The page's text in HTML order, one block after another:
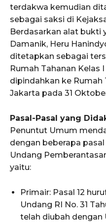
terdakwa kemudian
sebagai saksi di
Berdasarkan alat bukti
Damanik, Heru
ditetapkan sebagai
Rumah Tahanan Kelas
dipindahkan ke Rumah
Jakarta pada 31
Pasal-Pasal yang
Penuntut Umum
dengan beberapa
Undang
yaitu:
Primair: Pasal 12
Undang RI No. 31
telah diubah dengan